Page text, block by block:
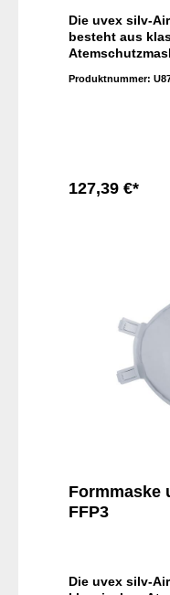
Die uvex silv-
besteht aus
anpasst. Dank
Produktnummer:
127,39 €*
Formmaske
FFP3
Die uvex silv-